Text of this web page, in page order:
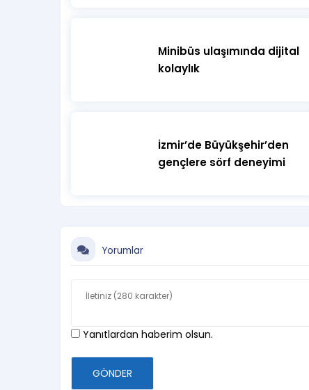
Minibüs ulaşımında dijital
kolaylık
İzmir’de Büyükşehir’den
gençlere sörf deneyimi
Yorumlar
Yanıtlardan haberim olsun.
GÖNDER